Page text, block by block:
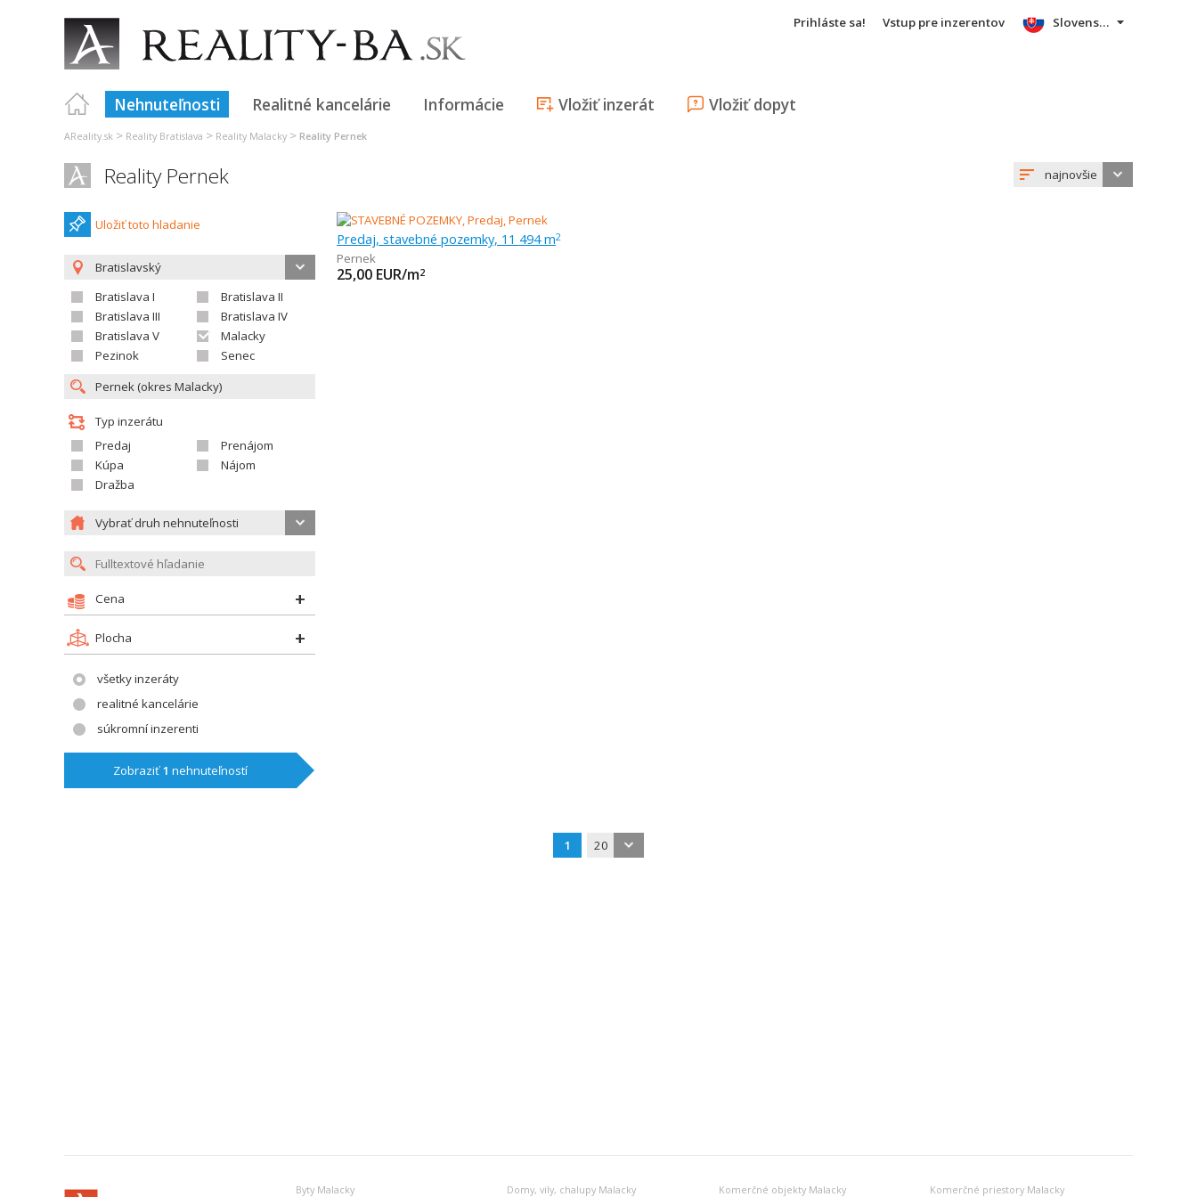
Prihláste sa! Vstup pre inzerentov
Nehnuteľnosti Realitné kancelárie Informácie Vložiť inzerát Vložiť dopyt
Slovensky
AReality.sk > Reality Bratislava > Reality Malacky > Reality Pernek
Reality Pernek najnovšie
Uložiť toto hladanie
Bratislavský
Bratislava I
Bratislava II
Bratislava III
Bratislava IV
Bratislava V
Malacky
Pezinok
Senec
Typ inzerátu
Predaj
Prenájom
Kúpa
Nájom
Dražba
Vybrať druh nehnuteľnosti
Cena
Plocha
všetky inzeráty
realitné kancelárie
súkromní inzerenti
Zobraziť1 nehnuteľností
Predaj, stavebné pozemky, 11 494 m2
Pernek
25,00 EUR/m2
1 20
Byty Malacky Domy, vily, chalupy Malacky Komerčné objekty Malacky Komerčné priestory Malacky